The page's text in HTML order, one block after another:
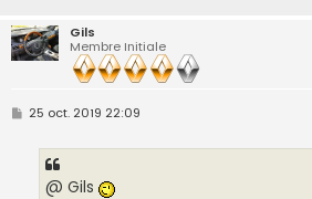
Gils
Membre Initiale
M
25 oct. 2019 22:09
@ Gils